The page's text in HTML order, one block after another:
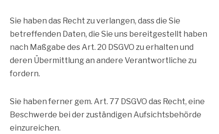
Sie haben das Recht zu verlangen, dass die Sie
betreffenden Daten, die Sie uns bereitgestellt haben
nach Maßgabe des Art. 20 DSGVO zu erhalten und
deren Übermittlung an andere Verantwortliche zu
fordern.
Sie haben ferner gem. Art. 77 DSGVO das Recht, eine
Beschwerde bei der zuständigen Aufsichtsbehörde
einzureichen.